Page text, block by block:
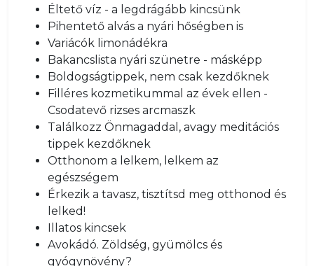
Éltető víz - a legdrágább kincsünk
Pihentető alvás a nyári hőségben is
Variácók limonádékra
Bakancslista nyári szünetre - másképp
Boldogságtippek, nem csak kezdőknek
Filléres kozmetikummal az évek ellen -
Csodatevő rizses arcmaszk
Találkozz Önmagaddal, avagy meditációs
tippek kezdőknek
Otthonom a lelkem, lelkem az
egészségem
Érkezik a tavasz, tisztítsd meg otthonod és
lelked!
Illatos kincsek
Avokádó. Zöldség, gyümölcs és
gyógynövény?